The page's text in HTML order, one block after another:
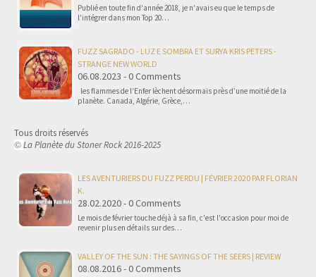
Publié en toute fin d'année 2018, je n'avais eu que le temps de
l'intégrer dans mon Top 20…
FUZZ SAGRADO - LUZ E SOMBRA ET SURYA KRIS PETERS -
STRANGE NEW WORLD
06.08.2023 - 0 Comments
les flammes de l’Enfer lèchent désormais près d’une moitié de la
planète. Canada, Algérie, Grèce,…
Tous droits réservés
© La Planète du Stoner Rock 2016-2025
LES AVENTURIERS DU FUZZ PERDU | FÉVRIER 2020 PAR FLORIAN
K.
28.02.2020 - 0 Comments
Le mois de février touche déjà à sa fin, c'est l'occasion pour moi de
revenir plus en détails sur des…
VALLEY OF THE SUN : THE SAYINGS OF THE SEERS | REVIEW
08.08.2016 - 0 Comments